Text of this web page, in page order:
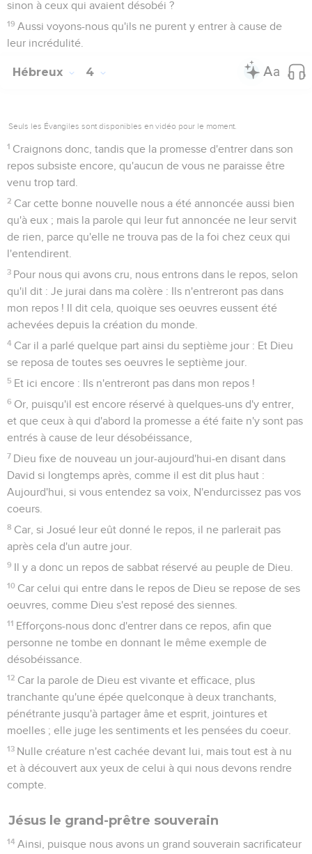
sinon à ceux qui avaient désobéi ?
19 Aussi voyons-nous qu'ils ne purent y entrer à cause de
leur incrédulité.
Hébreux 4
Seuls les Évangiles sont disponibles en vidéo pour le moment.
1 Craignons donc, tandis que la promesse d'entrer dans son
repos subsiste encore, qu'aucun de vous ne paraisse être
venu trop tard.
2 Car cette bonne nouvelle nous a été annoncée aussi bien
qu'à eux ; mais la parole qui leur fut annoncée ne leur servit
de rien, parce qu'elle ne trouva pas de la foi chez ceux qui
l'entendirent.
3 Pour nous qui avons cru, nous entrons dans le repos, selon
qu'il dit : Je jurai dans ma colère : Ils n'entreront pas dans
mon repos ! Il dit cela, quoique ses oeuvres eussent été
achevées depuis la création du monde.
4 Car il a parlé quelque part ainsi du septième jour : Et Dieu
se reposa de toutes ses oeuvres le septième jour.
5 Et ici encore : Ils n'entreront pas dans mon repos !
6 Or, puisqu'il est encore réservé à quelques-uns d'y entrer,
et que ceux à qui d'abord la promesse a été faite n'y sont pas
entrés à cause de leur désobéissance,
7 Dieu fixe de nouveau un jour-aujourd'hui-en disant dans
David si longtemps après, comme il est dit plus haut :
Aujourd'hui, si vous entendez sa voix, N'endurcissez pas vos
coeurs.
8 Car, si Josué leur eût donné le repos, il ne parlerait pas
après cela d'un autre jour.
9 Il y a donc un repos de sabbat réservé au peuple de Dieu.
10 Car celui qui entre dans le repos de Dieu se repose de ses
oeuvres, comme Dieu s'est reposé des siennes.
11 Efforçons-nous donc d'entrer dans ce repos, afin que
personne ne tombe en donnant le même exemple de
désobéissance.
12 Car la parole de Dieu est vivante et efficace, plus
tranchante qu'une épée quelconque à deux tranchants,
pénétrante jusqu'à partager âme et esprit, jointures et
moelles ; elle juge les sentiments et les pensées du coeur.
13 Nulle créature n'est cachée devant lui, mais tout est à nu
et à découvert aux yeux de celui à qui nous devons rendre
compte.
Jésus le grand-prêtre souverain
14 Ainsi, puisque nous avons un grand souverain sacrificateur